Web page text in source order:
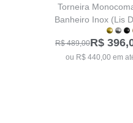
Torneira
Banheiro Inox (Lis
R$ 489,00R$
ou R$ 440,00 em